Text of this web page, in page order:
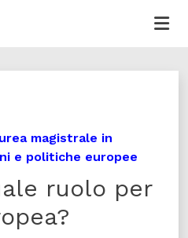
magistrale in
e politiche europee
ruolo per